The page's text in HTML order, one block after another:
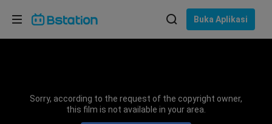
Buka Aplikasi
Sorry, according to the request of the copyright owner,
this film is not available in your area.
Pilih bahasa